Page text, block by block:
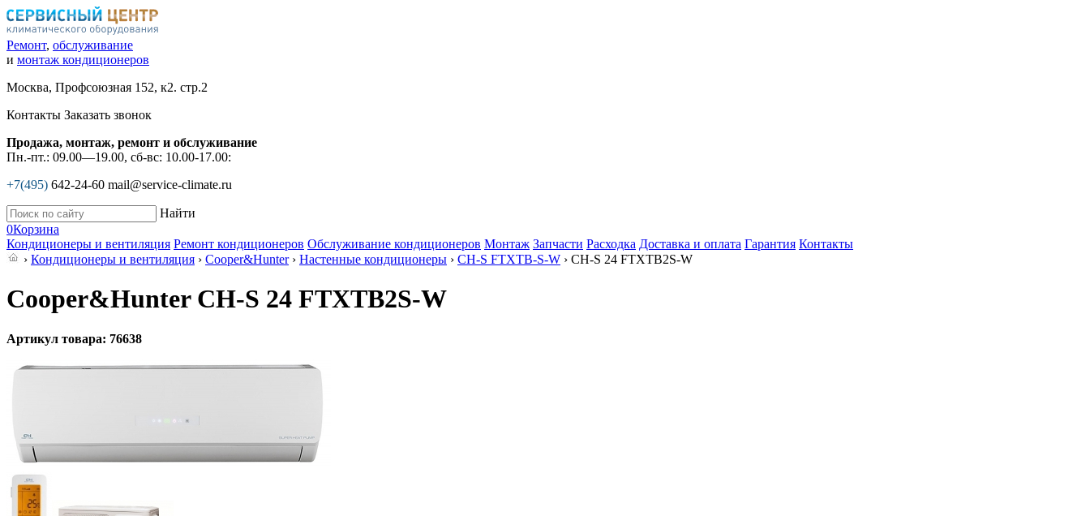
Ремонт, обслуживание
и монтаж кондиционеров
Москва, Профсоюзная 152, к2. стр.2
Контакты Заказать звонок
Продажа, монтаж, ремонт и обслуживание
Пн.-пт.: 09.00—19.00, сб-вс: 10.00-17.00:
+7(495) 642-24-60 mail@service-climate.ru
Найти
0Корзина
Кондиционеры и вентиляция Ремонт кондиционеров Обслуживание кондиционеров Монтаж Запчасти Расходка Доставка и оплата Гарантия Контакты
› Кондиционеры и вентиляция › Cooper&Hunter› Настенные кондиционеры › CH-S FTXTB-S-W › CH-S 24 FTXTB2S-W
Cooper&Hunter CH-S 24 FTXTB2S-W
Артикул товара: 76638